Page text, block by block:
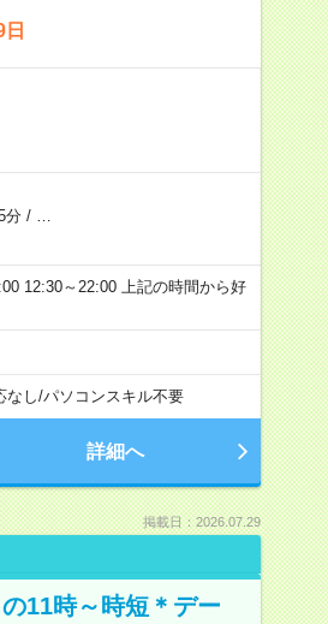
分/
12:30～22:00 上記の時間から好
なし/パソコンスキル不要
詳細へ
掲載日：2026.07.29
11時～時短＊デー